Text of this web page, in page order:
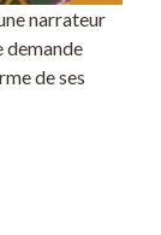
narrateur
demande
de ses